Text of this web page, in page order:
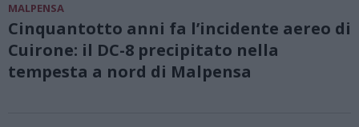
MALPENSA
Cinquantotto anni fa l’incidente aereo di
Cuirone: il DC-8 precipitato nella
tempesta a nord di Malpensa